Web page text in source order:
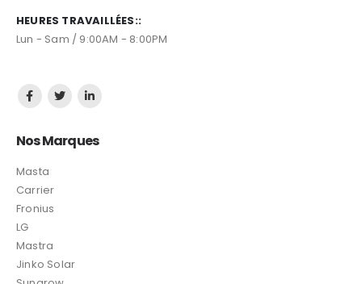
HEURES TRAVAILLÉES::
Lun - Sam / 9:00AM - 8:00PM
Nos Marques
Masta
Carrier
Fronius
LG
Mastra
Jinko Solar